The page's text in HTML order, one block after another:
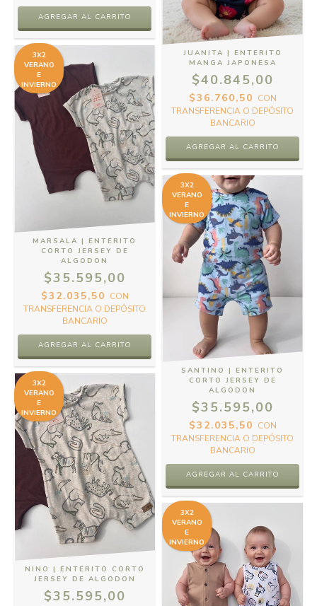
AGREGAR AL CARRITO
JUANITA | ENTERITO
MANGA JAPONESA
$40.845,00
$36.760,50 CON
TRANSFERENCIA O DEPÓSITO
BANCARIO
AGREGAR AL CARRITO
3X2
VERANO
E
INVIERNO
MARSALA | ENTERITO
CORTO JERSEY DE
ALGODON
$35.595,00
$32.035,50 CON
TRANSFERENCIA O DEPÓSITO
BANCARIO
AGREGAR AL CARRITO
3X2
VERANO
E
INVIERNO
SANTINO | ENTERITO
CORTO JERSEY DE
ALGODON
$35.595,00
$32.035,50 CON
TRANSFERENCIA O DEPÓSITO
BANCARIO
AGREGAR AL CARRITO
3X2
VERANO
E
INVIERNO
NINO | ENTERITO CORTO
JERSEY DE ALGODON
$35.595,00
3X2
VERANO
E
INVIERNO